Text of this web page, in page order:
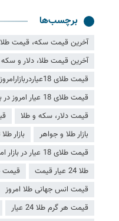
برچسب‌ها
آخرین قیمت سکه، قیمت طلا
آخرین قیمت طلا، دلار و سکه
قیمت طلای 18عیاردربازارامروزتهران
قیمت طلای 18 عیار امروز در بازار چقدر است
قیمت دلار، سکه و طلا
بازار طلا و جواهر
بازار
قیمت طلای 18 عیار در بازار امروز تهران
طلا 24 عیار قیمت
قیمت طلا 24
قیمت انس جهانی طلا امروز
قیمت هر گرم طلا 24 عیار